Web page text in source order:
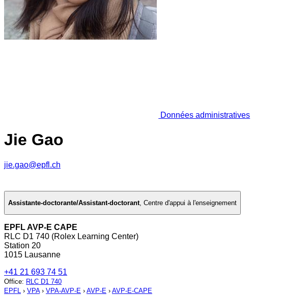
Données administratives
Jie Gao
jie.gao@epfl.ch
Assistante-doctorante/Assistant-doctorant, Centre d'appui à l'enseignement
EPFL AVP-E CAPE
RLC D1 740 (Rolex Learning Center)
Station 20
1015 Lausanne
+41 21 693 74 51
Office: RLC D1 740
EPFL › VPA› VPA-AVP-E › AVP-E › AVP-E-CAPE